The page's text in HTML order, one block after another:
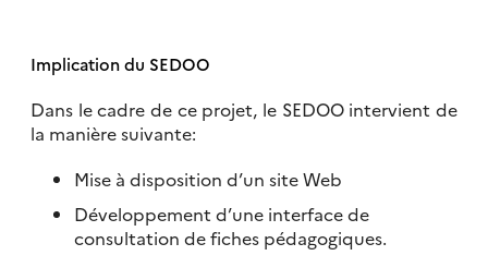
Implication du SEDOO
Dans le cadre de ce projet, le SEDOO intervient de
la manière suivante:
Mise à disposition d’un site Web
Développement d’une interface de
consultation de fiches pédagogiques.